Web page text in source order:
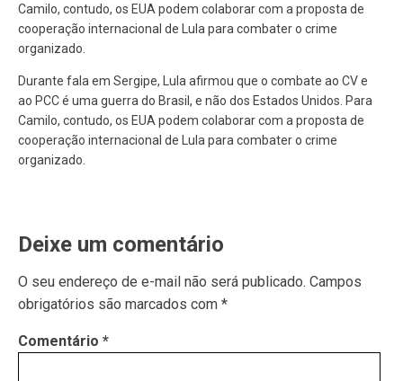
Camilo, contudo, os EUA podem colaborar com a proposta de
cooperação internacional de Lula para combater o crime
organizado.
Durante fala em Sergipe, Lula afirmou que o combate ao CV e
ao PCC é uma guerra do Brasil, e não dos Estados Unidos. Para
Camilo, contudo, os EUA podem colaborar com a proposta de
cooperação internacional de Lula para combater o crime
organizado.
Deixe um comentário
O seu endereço de e-mail não será publicado. Campos
obrigatórios são marcados com *
Comentário *